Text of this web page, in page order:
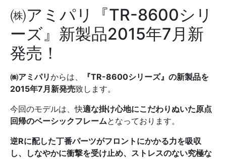
㈱アミパリ『TR-8600シリ
ーズ』新製品2015年7月新
発売！
㈱アミパリからは、 『TR-8600シリーズ』の新製品を
2015年7月新発売致します。
今回のモデルは、快適な掛け心地にこだわりぬいた原点
回帰のベーシックフレームとなっております。
逆Rに配した丁番パーツがフロントにかかる力を吸収
し、しなやかに衝撃を受け止め、ストレスのない究極な